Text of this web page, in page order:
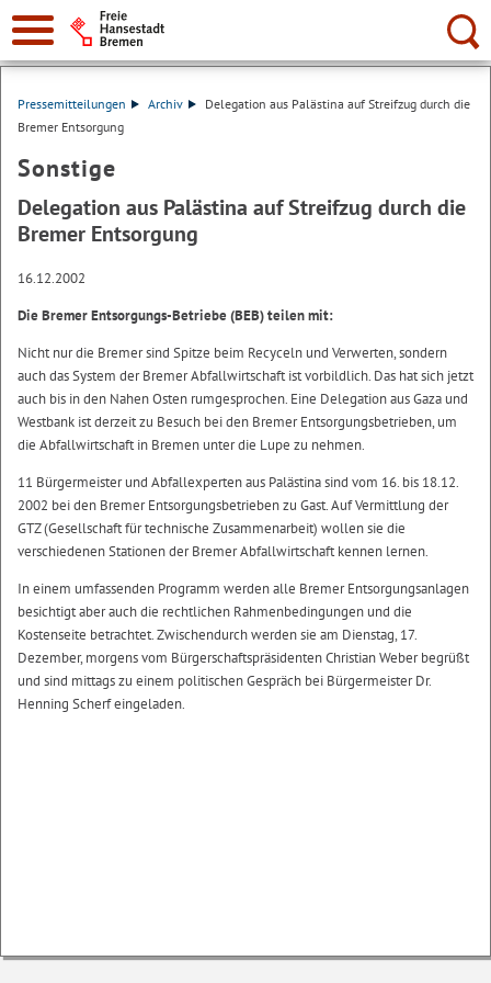
Suche:
Pressemitteilungen Archiv
Delegation aus Palästina auf Streifzug durch die
Bremer Entsorgung
Sonstige
Delegation aus Palästina auf Streifzug durch die
Bremer Entsorgung
16.12.2002
Die Bremer Entsorgungs-Betriebe (BEB) teilen mit:
Nicht nur die Bremer sind Spitze beim Recyceln und Verwerten, sondern
auch das System der Bremer Abfallwirtschaft ist vorbildlich. Das hat sich jetzt
auch bis in den Nahen Osten rumgesprochen. Eine Delegation aus Gaza und
Westbank ist derzeit zu Besuch bei den Bremer Entsorgungsbetrieben, um
die Abfallwirtschaft in Bremen unter die Lupe zu nehmen.
11 Bürgermeister und Abfallexperten aus Palästina sind vom 16. bis 18.12.
2002 bei den Bremer Entsorgungsbetrieben zu Gast. Auf Vermittlung der
GTZ (Gesellschaft für technische Zusammenarbeit) wollen sie die
verschiedenen Stationen der Bremer Abfallwirtschaft kennen lernen.
In einem umfassenden Programm werden alle Bremer Entsorgungsanlagen
besichtigt aber auch die rechtlichen Rahmenbedingungen und die
Kostenseite betrachtet. Zwischendurch werden sie am Dienstag, 17.
Dezember, morgens vom Bürgerschaftspräsidenten Christian Weber begrüßt
und sind mittags zu einem politischen Gespräch bei Bürgermeister Dr.
Henning Scherf eingeladen.